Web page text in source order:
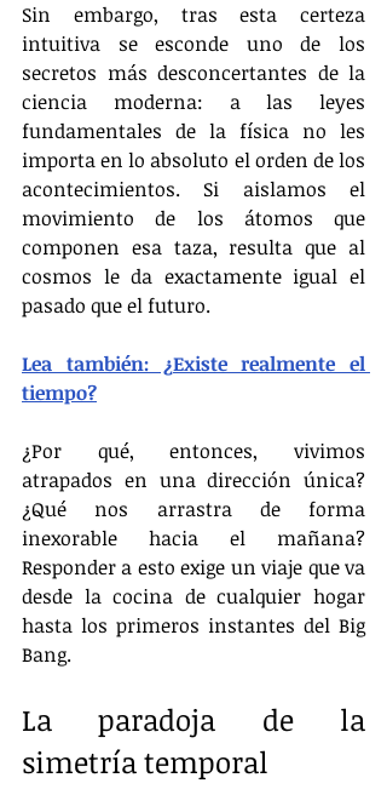
Sin embargo, tras esta certeza
intuitiva se esconde uno de los
secretos más desconcertantes de la
ciencia moderna: a las leyes
fundamentales de la física no les
importa en lo absoluto el orden de los
acontecimientos. Si aislamos el
movimiento de los átomos que
componen esa taza, resulta que al
cosmos le da exactamente igual el
pasado que el futuro.
Lea también: ¿Existe realmente el
tiempo?
¿Por qué, entonces, vivimos
atrapados en una dirección única?
¿Qué nos arrastra de forma
inexorable hacia el mañana?
Responder a esto exige un viaje que va
desde la cocina de cualquier hogar
hasta los primeros instantes del Big
Bang.
La paradoja de la
simetría temporal